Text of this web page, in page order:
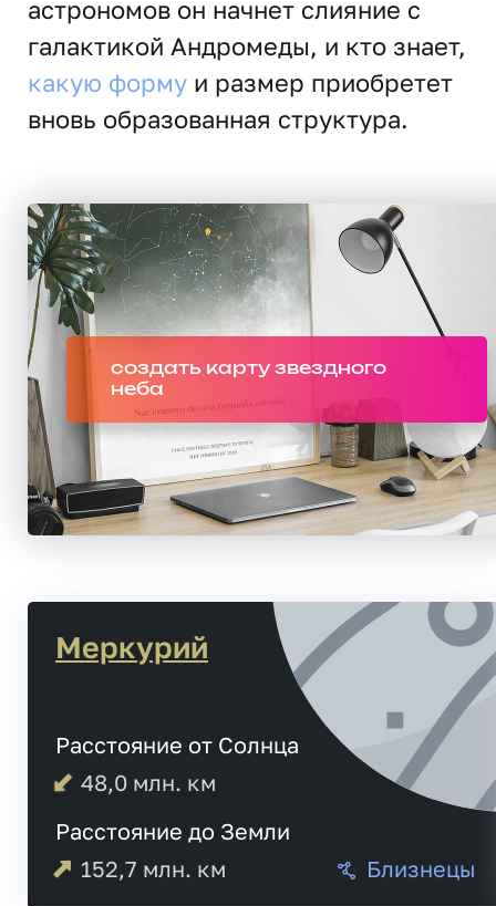
астрономов он начнет слияние с
галактикой Андромеды, и кто знает,
какую форму и размер приобретет
вновь образованная структура.
создать карту звездного
неба
Меркурий
Расстояние от Солнца
48,0 млн. км
Расстояние до Земли
152,7 млн. км Близнецы